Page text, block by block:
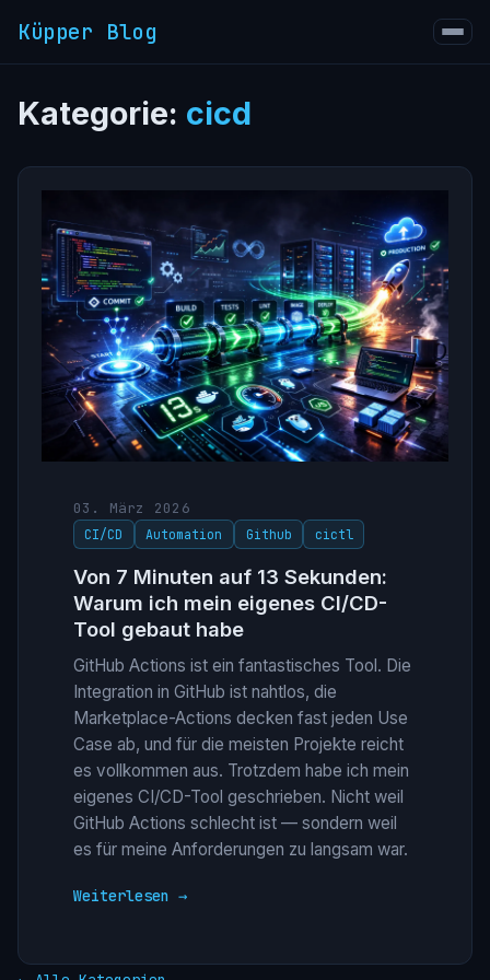
Küpper Blog
Kategorie: cicd
03. März 2026
CI/CD Automation Github cictl
Von 7 Minuten auf 13 Sekunden:
Warum ich mein eigenes CI/CD-
Tool gebaut habe
GitHub Actions ist ein fantastisches Tool. Die
Integration in GitHub ist nahtlos, die
Marketplace-Actions decken fast jeden Use
Case ab, und für die meisten Projekte reicht
es vollkommen aus. Trotzdem habe ich mein
eigenes CI/CD-Tool geschrieben. Nicht weil
GitHub Actions schlecht ist — sondern weil
es für meine Anforderungen zu langsam war.
Weiterlesen →